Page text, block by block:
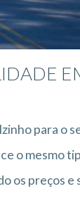
para o
o mesmo
os preços e